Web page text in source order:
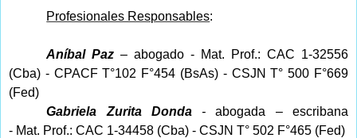
Profesionales Responsables:
Aníbal Paz – abogado - Mat. Prof.: CAC 1-32556
(Cba) - CPACF T°102 F°454 (BsAs) - CSJN T° 500 F°669
(Fed)
Gabriela Zurita Donda -abogada – escribana
- Mat. Prof.: CAC 1-34458 (Cba) - CSJN T° 502 F°465 (Fed)